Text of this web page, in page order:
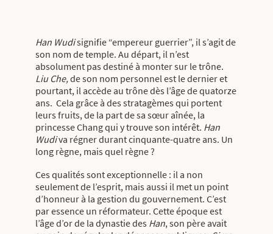
Han Wudisignifie “empereur guerrier”, il s’agit de
son nom de temple. Au départ, il n’est
absolument pas destiné à monter sur le trône.
Liu Che,de son nom personnel est le dernier et
pourtant, il accède au trône dès l’âge de quatorze
ans. Cela grâce à des stratagèmes qui portent
leurs fruits, de la part de sa sœur aînée, la
princesse Chang qui y trouve son intérêt. Han
Wudiva régner durant cinquante-quatre ans. Un
long règne, mais quel règne ?
Ces qualités sont exceptionnelle : il a non
seulement de l’esprit, mais aussi il met un point
d’honneur à la gestion du gouvernement. C’est
par essence un réformateur. Cette époque est
l’âge d’or de la dynastie des Han, son père avait